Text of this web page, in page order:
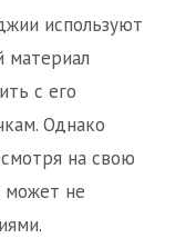
используют
материал
с его
Однако
на свою
может не